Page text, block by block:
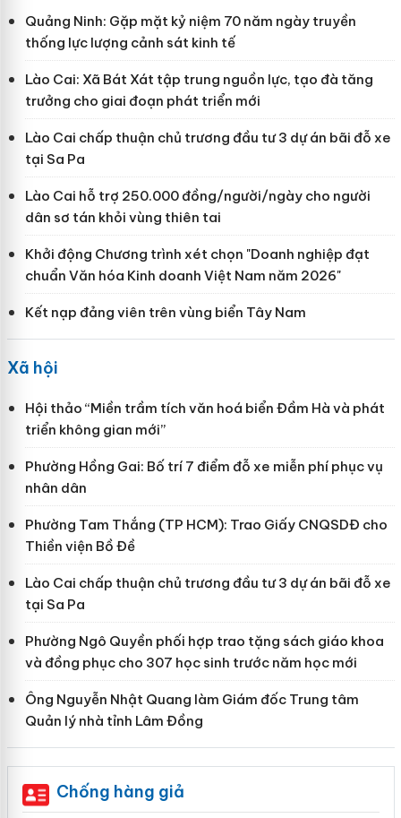
Quảng Ninh: Gặp mặt kỷ niệm 70 năm ngày truyền
thống lực lượng cảnh sát kinh tế
Lào Cai: Xã Bát Xát tập trung nguồn lực, tạo đà tăng
trưởng cho giai đoạn phát triển mới
Lào Cai chấp thuận chủ trương đầu tư 3 dự án bãi đỗ xe
tại Sa Pa
Lào Cai hỗ trợ 250.000 đồng/người/ngày cho người
dân sơ tán khỏi vùng thiên tai
Khởi động Chương trình xét chọn "Doanh nghiệp đạt
chuẩn Văn hóa Kinh doanh Việt Nam năm 2026"
Kết nạp đảng viên trên vùng biển Tây Nam
Xã hội
Hội thảo “Miền trầm tích văn hoá biển Đầm Hà và phát
triển không gian mới”
Phường Hồng Gai: Bố trí 7 điểm đỗ xe miễn phí phục vụ
nhân dân
Phường Tam Thắng (TP HCM): Trao Giấy CNQSDĐ cho
Thiền viện Bồ Đề
Lào Cai chấp thuận chủ trương đầu tư 3 dự án bãi đỗ xe
tại Sa Pa
Phường Ngô Quyền phối hợp trao tặng sách giáo khoa
và đồng phục cho 307 học sinh trước năm học mới
Ông Nguyễn Nhật Quang làm Giám đốc Trung tâm
Quản lý nhà tỉnh Lâm Đồng
Chống hàng giả